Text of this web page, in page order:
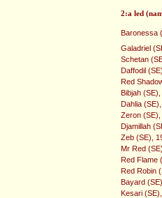
2:a led
Baronessa
Galadriel
Schetan
Daffodil
Red
Bibjah
Dahlia
Zeron (SE),
Djamillah
Zeb (SE),
Mr Red
Red Flame
Red Robin
Bayard
Kesari